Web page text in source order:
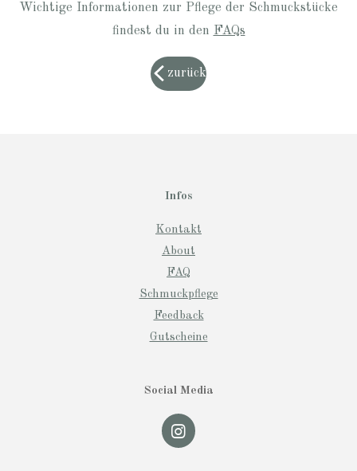
Wichtige Informationen zur Pflege der Schmuckstücke
findest du in den FAQs
zurück
Infos
Kontakt
About
FAQ
Schmuckpflege
Feedback
Gutscheine
Social Media
I
n